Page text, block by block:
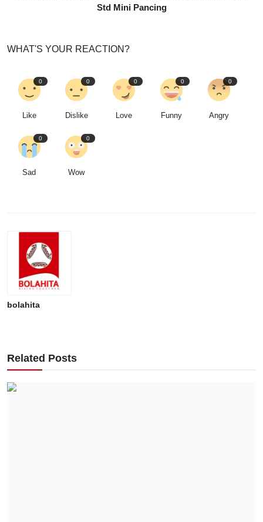
Std Mini Pancing
WHAT'S YOUR REACTION?
0
Like
0
Dislike
0
Love
0
Funny
0
Angry
0
Sad
0
Wow
bolahita
Related Posts